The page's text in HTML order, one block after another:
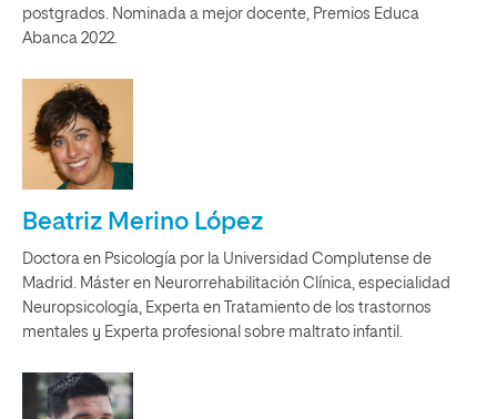
postgrados. Nominada a mejor docente, Premios Educa
Abanca 2022.
Beatriz Merino López
Doctora en Psicología por la Universidad Complutense de
Madrid. Máster en Neurorrehabilitación Clínica, especialidad
Neuropsicología, Experta en Tratamiento de los trastornos
mentales y Experta profesional sobre maltrato infantil.